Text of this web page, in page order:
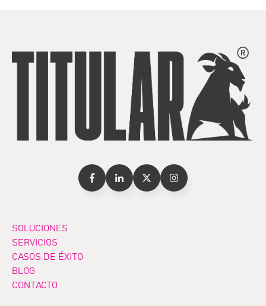
SOLUCIONES
SERVICIOS
CASOS DE ÉXITO
BLOG
CONTACTO